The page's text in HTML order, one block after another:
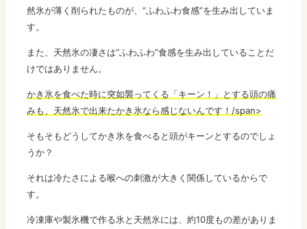
然氷が薄く削られたものが、“ふわふわ食感”を生み出していま
す。
また、天然氷の凄さは“ふわふわ”食感を生み出していることだ
けではありません。
かき氷を食べた時に突如襲ってくる「キーン！」とする頭の痛
みも、天然氷で出来たかき氷なら感じないんです！/span>
そもそもどうしてかき氷を食べると頭がキーンとするのでしょ
うか？
それは冷たさによる喉への刺激が大きく関係しているからで
す。
冷凍庫や製氷機で作る氷と天然氷には、約10度もの差がありま